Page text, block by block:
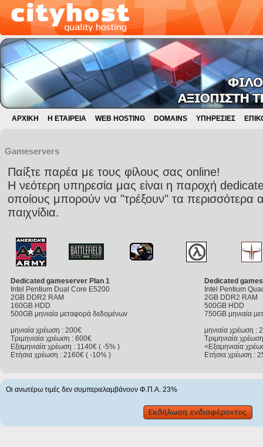
ΑΡΧΙΚΗ Η ΕΤΑΙΡΕΙΑ WEB HOSTING DOMAINS ΥΠΗΡΕΣΙΕΣ
Gameservers
Παίξτε παρέα με τους φίλους σας online!
Η νεότερη υπηρεσία μας είναι η παροχή
οποίους μπορούν να "τρέξουν" τα περισσότερα
παιχνίδια.
Dedicated gameserver Plan 1
Dedicated
Intel Pentium Dual Core E5200
2GB DDR2 RAM
160GB HDD
500GB μηνιαία μεταφορά δεδομένων
μηνιαία χρέωση : 200€
Τριμηνιαία χρέωση : 600€
Εξαμηνιαία χρέωση : 1140€ ( -5% )
Ετήσια χρέωση : 2160€ ( -10% )
Intel Pentium
2GB DDR2 RAM
500GB HDD
750GB μηνιαία
μηνιαία χρέωση :
Τριμηνιαία
<Εξαμηνιαία
Ετήσια χρέωση :
Οι ανωτέρω τιμές δεν συμπεριελαμβάνουν Φ.Π.Α. 23%